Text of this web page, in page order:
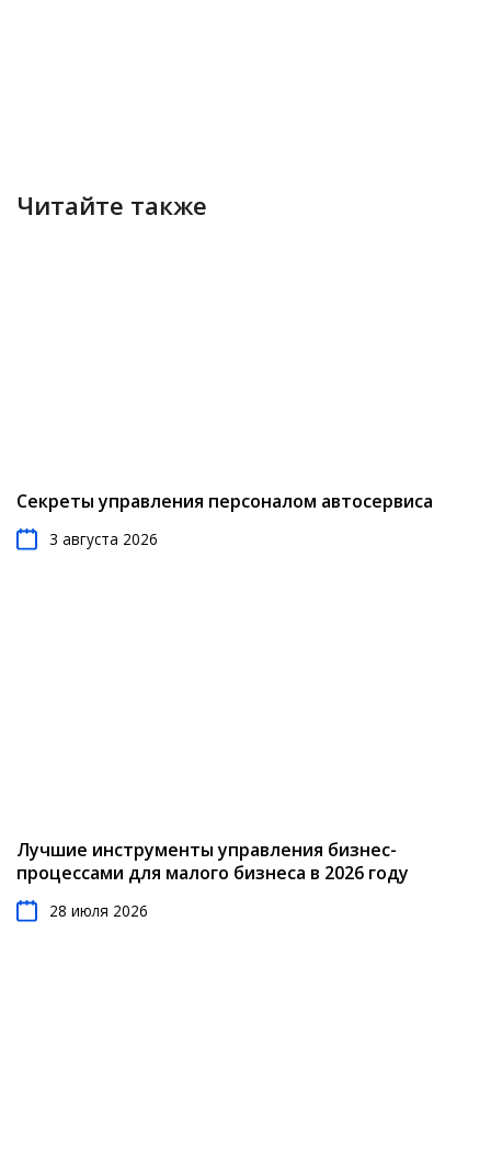
Читайте также
Секреты управления персоналом автосервиса
3 августа 2026
Лучшие инструменты управления бизнес-
процессами для малого бизнеса в 2026 году
28 июля 2026